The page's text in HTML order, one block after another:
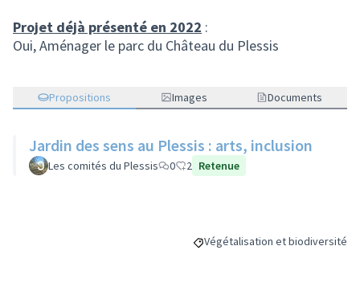
Projet déjà présenté en 2022 :
Oui, Aménager le parc du Château du Plessis
Propositions Images Documents
Jardin des sens au Plessis : arts, inclusion
Les comités du Plessis 0 2 Retenue
Filtrer les résultats de la
Végétalisation et biodiversité